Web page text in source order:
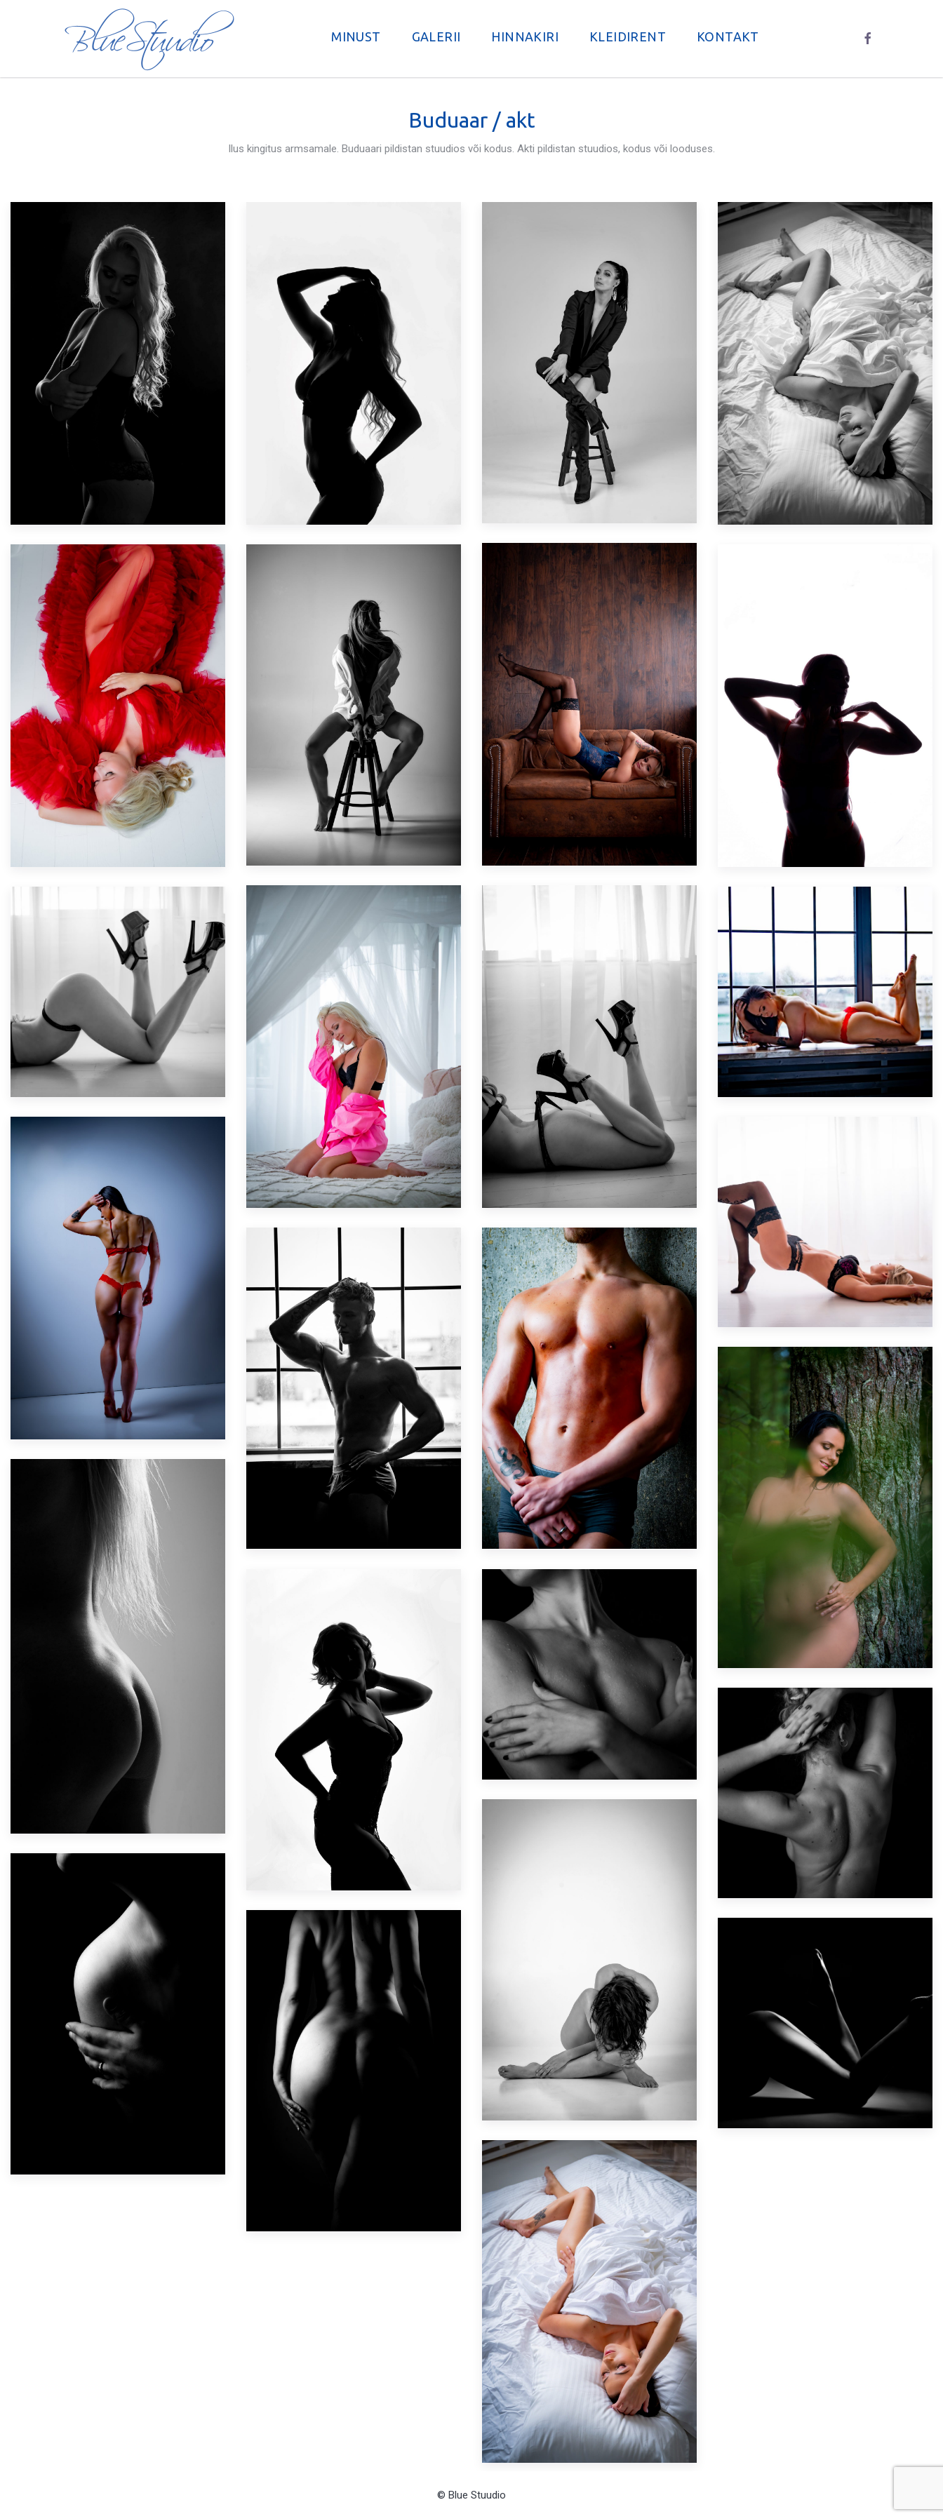
MINUST GALERII HINNAKIRI KLEIDIRENT KONTAKT
Buduaar / akt
Ilus kingitus armsamale. Buduaari pildistan stuudios või kodus. Akti pildistan stuudios, kodus või looduses.
© Blue Stuudio